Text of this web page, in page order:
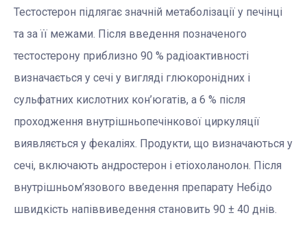
Тестостерон підлягає значній метаболізації у печінці
та за її межами. Після введення позначеного
тестостерону приблизно 90 % радіоактивності
визначається у сечі у вигляді глюкоронідних і
сульфатних кислотних кон’югатів, а 6 % після
проходження внутрішньопечінкової циркуляції
виявляється у фекаліях. Продукти, що визначаються у
сечі, включають андростерон і етіохоланолон. Після
внутрішньом’язового введення препарату Небідо
швидкість напіввиведення становить 90 ± 40 днів.